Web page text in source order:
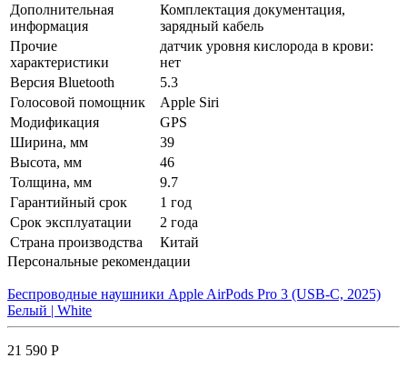
Дополнительная
информация
Комплектация документация,
зарядный кабель
Прочие
характеристики
датчик уровня кислорода в крови:
нет
Версия Bluetooth
5.3
Голосовой помощник
Apple Siri
Модификация
GPS
Ширина, мм
39
Высота, мм
46
Толщина, мм
9.7
Гарантийный срок
1 год
Срок эксплуатации
2 года
Страна производства
Китай
Персональные рекомендации
Беспроводные наушники Apple AirPods Pro 3 (USB-C, 2025)
Белый | White
21 590 Р